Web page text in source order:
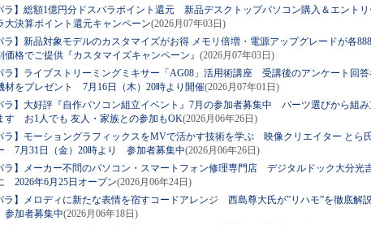
ラ】総額1億円分ドスパラポイント還元 新品デスクトップパソコン購入＆エントリ
決算ポイント還元キャンペーン(2026月07年03日)
ラ】新品対象モデルのカスタマイズがお得 メモリ倍増・電源アップグレードが各
価格でご提供『カスタマイズキャンペーン』 (2026月07年03日)
ラ】ライブストリーミングミキサー「AG08」活用術講座 受講後のアンケート回
材をプレゼント 7月16日（木）20時より開催(2026月07年01日)
ラ】大好評『自作パソコン組立イベント』7月の参加者募集中 パーツ選びから組
す お1人でも 友人・家族との参加もOK(2026月06年26日)
ラ】モーショングラフィックスをMVで活かす技術を学ぶ 映像クリエイター とら
7月31日（金）20時より 参加者募集中(2026月06年26日)
ラ】メーカー不問のパソコン・スマートフォン修理専門店 デジタルドック大分
2026年6月25日オープン(2026月06年24日)
ラ】メロディに新たな表情を宿すコードアレンジ 西島尊大氏が”リハモ”を徹底解
加者募集中(2026月06年18日)